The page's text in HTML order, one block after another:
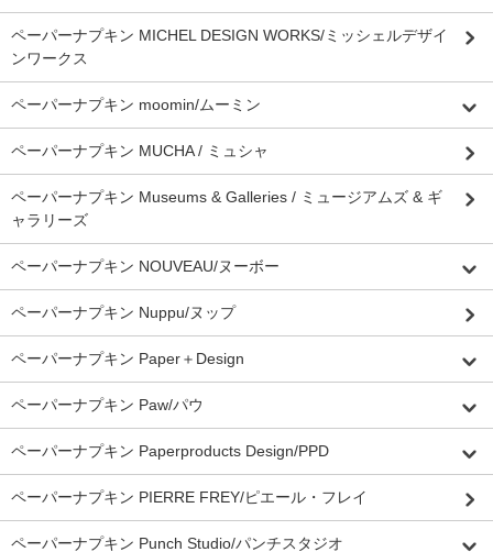
ペーパーナプキン MICHEL DESIGN WORKS/ミッシェルデザイ
ンワークス
ペーパーナプキン moomin/ムーミン
ペーパーナプキン MUCHA / ミュシャ
ペーパーナプキン Museums & Galleries / ミュージアムズ & ギ
ャラリーズ
ペーパーナプキン NOUVEAU/ヌーボー
ペーパーナプキン Nuppu/ヌップ
ペーパーナプキン Paper＋Design
ペーパーナプキン Paw/パウ
ペーパーナプキン Paperproducts Design/PPD
ペーパーナプキン PIERRE FREY/ピエール・フレイ
ペーパーナプキン Punch Studio/パンチスタジオ